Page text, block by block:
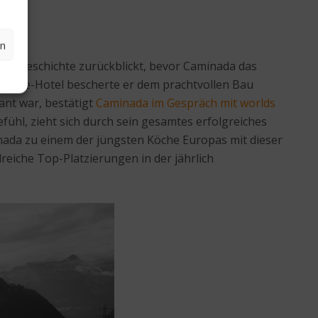
Geschichte zurückblickt, bevor Caminada das
Hotel bescherte er dem prachtvollen Bau
war, bestätigt Caminada im Gespräch mit worlds
zieht sich durch sein gesamtes erfolgreiches
zu einem der jüngsten Köche Europas mit dieser
Top-Platzierungen in der jährlich